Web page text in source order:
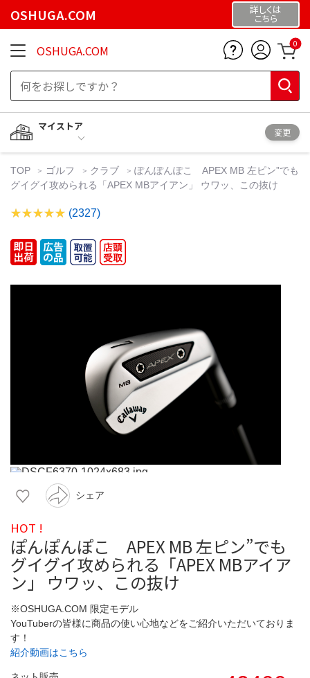
OSHUGA.COM 詳しくは
こちら
OSHUGA.COM 0
マイストア
変更
TOP ゴルフ クラブ
ぽんぽんぽこ APEX MB 左ピン”でも
グイグイ攻められる「APEX MBアイアン」 ウワッ、この抜け
(2327)
シェア
HOT !
ぽんぽんぽこ APEX MB 左ピン”でも
グイグイ攻められる「APEX MBアイア
ン」 ウワッ、この抜け
※OSHUGA.COM 限定モデル
YouTuberの皆様に商品の使い心地などをご紹介いただいておりま
す！
紹介動画はこちら